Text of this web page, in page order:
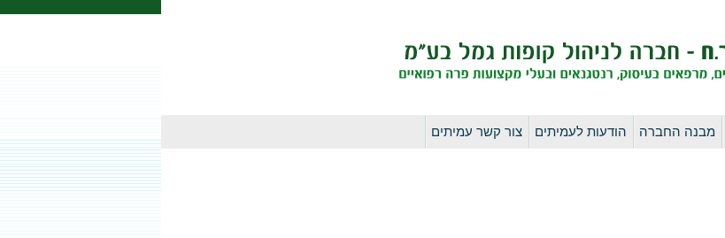
לדלג
מבנה החברה הודעות לעמיתים צור קשר עמיתים